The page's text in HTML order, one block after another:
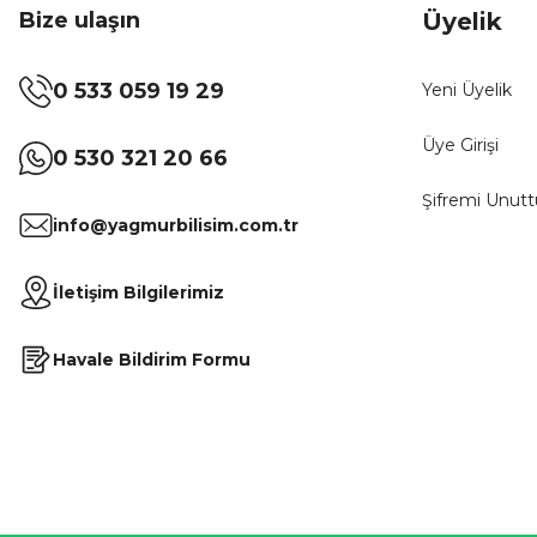
Bize ulaşın
0 533 059 19 29
0 530 321 20 66
info@yagmurbilisim.com.tr
İletişim Bilgilerimiz
Havale Bildirim Formu
Üyelik
Yeni Üyelik
Üye Girişi
Şifremi